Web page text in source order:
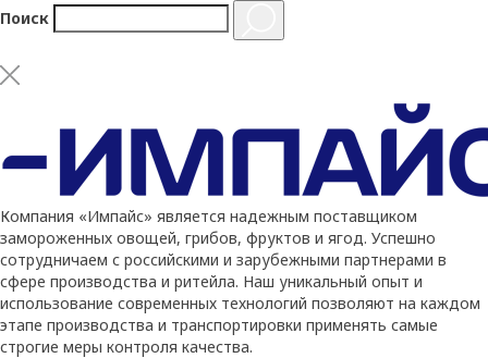
Поиск
Компания «Импайс» является надежным поставщиком
замороженных овощей, грибов, фруктов и ягод. Успешно
сотрудничаем с российскими и зарубежными партнерами в
сфере производства и ритейла. Наш уникальный опыт и
использование современных технологий позволяют на каждом
этапе производства и транспортировки применять самые
строгие меры контроля качества.